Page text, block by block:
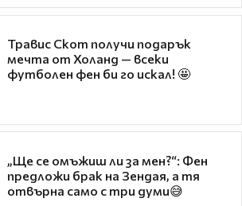
Травис Скот получи подарък
мечта от Холанд — всеки
футболен фен би го искал! 🤩
„Ще се омъжиш ли за мен?“: Фен
предложи брак на Зендая, а тя
отвърна само с три думи😅